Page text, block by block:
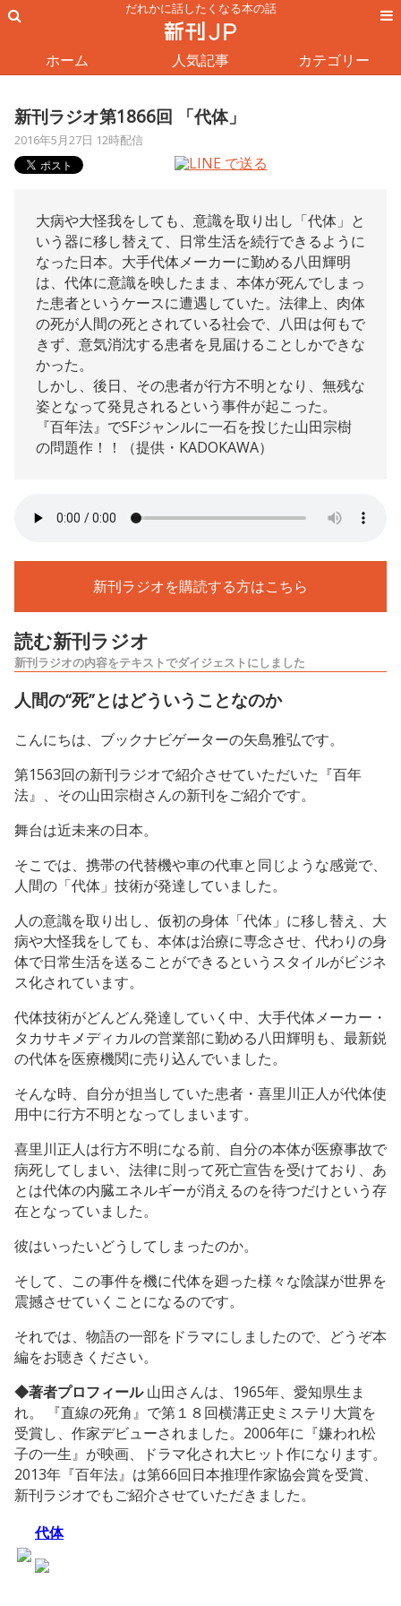
だれかに話したくなる本の話
ホーム 人気記事 カテゴリー
新刊ラジオ第1866回 「代体」
2016年5月27日 12時配信
大病や大怪我をしても、意識を取り出し「代体」と
いう器に移し替えて、日常生活を続行できるように
なった日本。大手代体メーカーに勤める八田輝明
は、代体に意識を映したまま、本体が死んでしまっ
た患者というケースに遭遇していた。法律上、肉体
の死が人間の死とされている社会で、八田は何もで
きず、意気消沈する患者を見届けることしかできな
かった。
しかし、後日、その患者が行方不明となり、無残な
姿となって発見されるという事件が起こった。
『百年法』でSFジャンルに一石を投じた山田宗樹
の問題作！！（提供・KADOKAWA）
新刊ラジオを購読する方はこちら
読む新刊ラジオ
新刊ラジオの内容をテキストでダイジェストにしました
人間の“死”とはどういうことなのか
こんにちは、ブックナビゲーターの矢島雅弘です。
第1563回の新刊ラジオで紹介させていただいた『百年
法』、その山田宗樹さんの新刊をご紹介です。
舞台は近未来の日本。
そこでは、携帯の代替機や車の代車と同じような感覚で、
人間の「代体」技術が発達していました。
人の意識を取り出し、仮初の身体「代体」に移し替え、大
病や大怪我をしても、本体は治療に専念させ、代わりの身
体で日常生活を送ることができるというスタイルがビジネ
ス化されています。
代体技術がどんどん発達していく中、大手代体メーカー・
タカサキメディカルの営業部に勤める八田輝明も、最新鋭
の代体を医療機関に売り込んでいました。
そんな時、自分が担当していた患者・喜里川正人が代体使
用中に行方不明となってしまいます。
喜里川正人は行方不明になる前、自分の本体が医療事故で
病死してしまい、法律に則って死亡宣告を受けており、あ
とは代体の内臓エネルギーが消えるのを待つだけという存
在となっていました。
彼はいったいどうしてしまったのか。
そして、この事件を機に代体を廻った様々な陰謀が世界を
震撼させていくことになるのです。
それでは、物語の一部をドラマにしましたので、どうぞ本
編をお聴きください。
◆著者プロフィール山田さんは、1965年、愛知県生ま
れ。 『直線の死角』で第１８回横溝正史ミステリ大賞を
受賞し、作家デビューされました。2006年に『嫌われ松
子の一生』が映画、ドラマ化され大ヒット作になります。
2013年『百年法』は第66回日本推理作家協会賞を受賞、
新刊ラジオでもご紹介させていただきました。
代体